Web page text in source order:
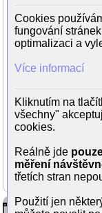
Cookies
fungování
optimalizaci a
Více informací
Kliknutím na
všechny"
cookies.
Reálně jde
měření
třetích stran
Použití jen